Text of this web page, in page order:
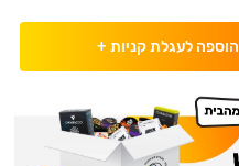
הוספה לעגלת קניות +